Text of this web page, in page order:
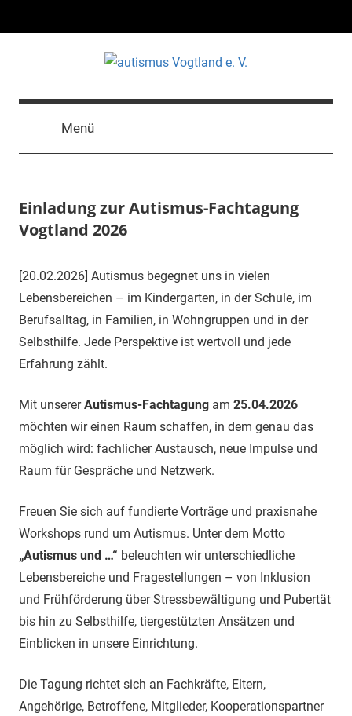
autismus
Vogtland
V.
FörderungMenü
Einladung zur Autismus-Fachtagung
Vogtland 2026
20.
Februar
2026
Aut-
Vogt-
18
Uncategorized
[20.02.2026] Autismus begegnet uns in vielen
Lebensbereichen – im Kindergarten, in der Schule, im
Berufsalltag, in Familien, in Wohngruppen und in der
Selbsthilfe. Jede Perspektive ist wertvoll und jede
Erfahrung zählt.
Mit unsererAutismus-Fachtagung am 25.04.2026
möchten wir einen Raum schaffen, in dem genau das
möglich wird: fachlicher Austausch, neue Impulse und
Raum für Gespräche und Netzwerk.
Freuen Sie sich auf fundierte Vorträge und praxisnahe
Workshops rund um Autismus. Unter dem Motto
„Autismus und …“ beleuchten wir unterschiedliche
Lebensbereiche und Fragestellungen – von Inklusion
und Frühförderung über Stressbewältigung und Pubertät
bis hin zu Selbsthilfe, tiergestützten Ansätzen und
Einblicken in unsere Einrichtung.
Die Tagung richtet sich an Fachkräfte, Eltern,
Angehörige, Betroffene, Mitglieder, Kooperationspartner